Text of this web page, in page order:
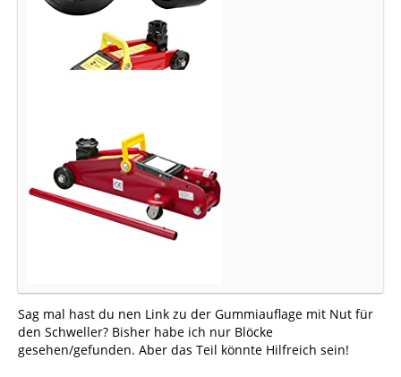
Sag mal hast du nen Link zu der Gummiauflage mit Nut für
den Schweller? Bisher habe ich nur Blöcke
gesehen/gefunden. Aber das Teil könnte Hilfreich sein!